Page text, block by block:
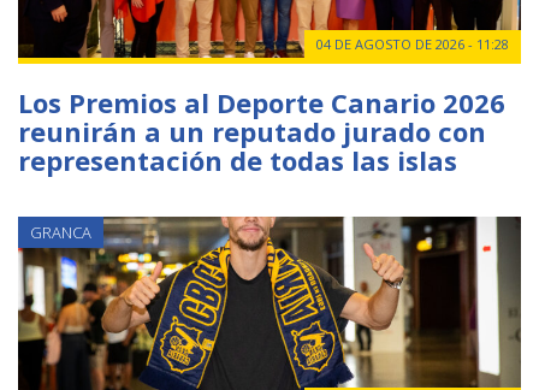
04 DE AGOSTO DE 2026 - 11:28
Los Premios al Deporte Canario 2026
reunirán a un reputado jurado con
representación de todas las islas
GRANCA